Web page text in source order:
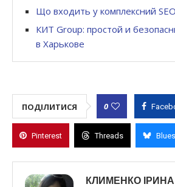
Що входить у комплексний
КИТ Group: простой и
в Харькове
ПОДІЛИТИСЯ 0
Pinterest Threads
КЛИМЕНКО ІРИНА